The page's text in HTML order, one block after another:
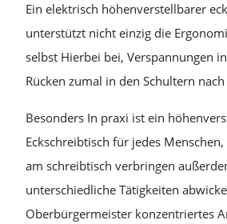
Ein elektrisch höhenverstellbarer
unterstützt nicht einzig die
selbst Hierbei bei, Verspannungen
Rücken zumal in den Schultern
Besonders In praxi ist ein
Eckschreibtisch für jedes
am schreibtisch verbringen
unterschiedliche Tätigkeiten
Oberbürgermeister konzentriertes